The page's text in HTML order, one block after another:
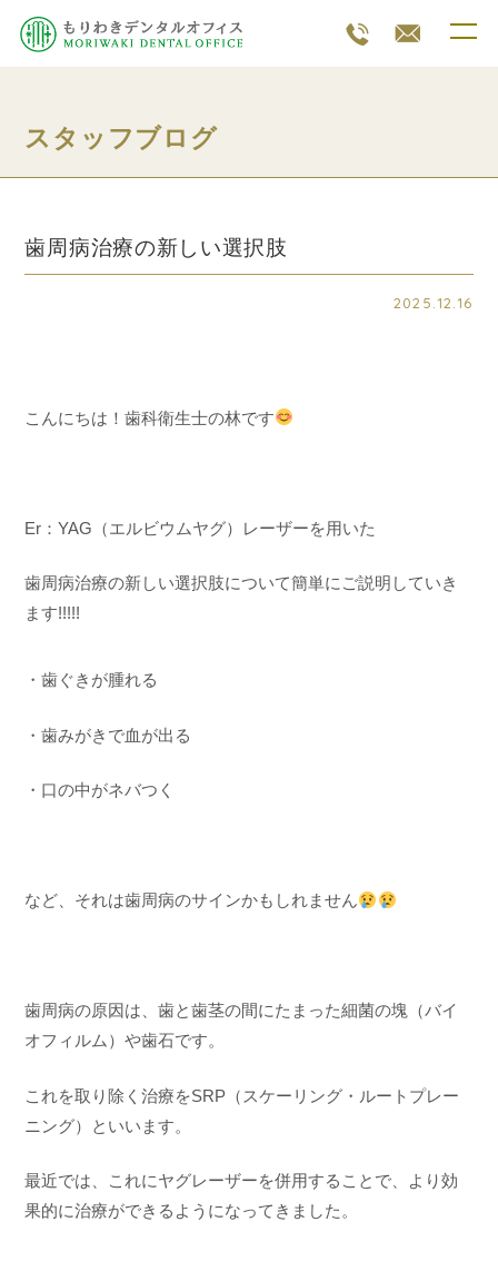
スタッフブログ
歯周病治療の新しい選択肢
2025.12.16
こんにちは！歯科衛生士の林です
Er：YAG（エルビウムヤグ）レーザーを用いた
歯周病治療の新しい選択肢について簡単にご説明していき
ます!!!!!
・歯ぐきが腫れる
・歯みがきで血が出る
・口の中がネバつく
など、それは歯周病のサインかもしれません
歯周病の原因は、歯と歯茎の間にたまった細菌の塊（バイ
オフィルム）や歯石です。
これを取り除く治療をSRP（スケーリング・ルートプレー
ニング）といいます。
最近では、これにヤグレーザーを併用することで、より効
果的に治療ができるようになってきました。